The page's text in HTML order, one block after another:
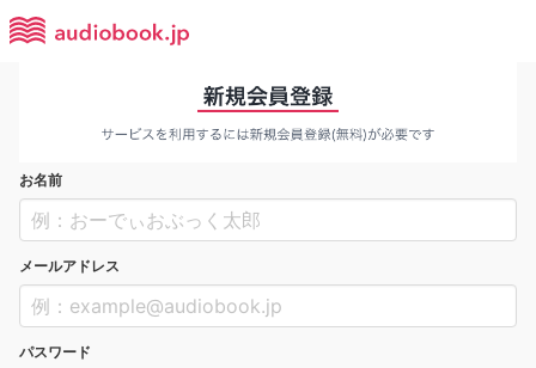
お名前
メールアドレス
パスワード